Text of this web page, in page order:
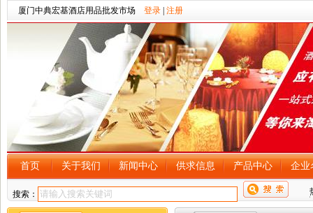
厦门中典宏基酒店用品批发市场 登录 注册
首页 关于我们 新闻中心 供求信息 产品中心 企业
搜索：